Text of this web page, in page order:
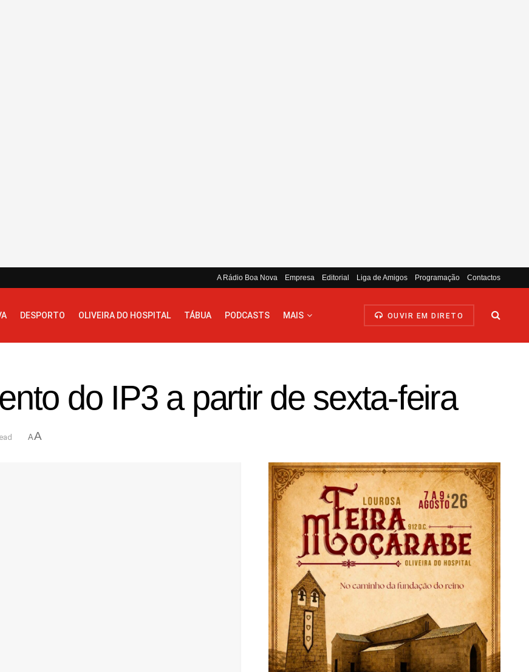
A Rádio Boa Nova Empresa Editorial Liga de Amigos Programação Contactos
DESPORTO OLIVEIRA DO HOSPITAL TÁBUA PODCASTS MAIS OUVIR EM DIRETO
do IP3 a partir de sexta-feira
AA